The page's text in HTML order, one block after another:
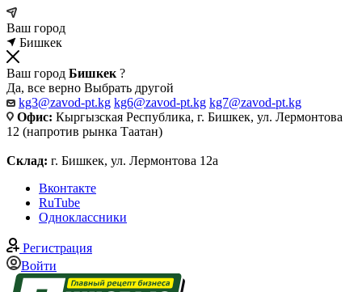
Ваш город
Бишкек
Ваш город Бишкек ?
Да, все верно Выбрать другой
kg3@zavod-pt.kg kg6@zavod-pt.kg kg7@zavod-pt.kg
Офис: Кыргызская Республика, г. Бишкек, ул. Лермонтова
12 (напротив рынка Таатан)
Склад: г. Бишкек, ул. Лермонтова 12а
Вконтакте
RuTube
Одноклассники
Регистрация
Войти